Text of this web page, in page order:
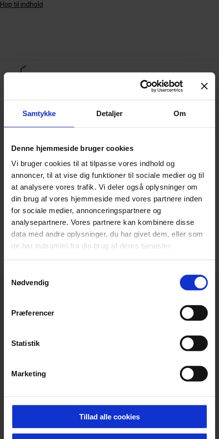
Samtykke Detaljer Om
Denne hjemmeside bruger cookies
Vi bruger cookies til at tilpasse vores indhold og
annoncer, til at vise dig funktioner til sociale medier og til
at analysere vores trafik. Vi deler også oplysninger om
din brug af vores hjemmeside med vores partnere inden
for sociale medier, annonceringspartnere og
analysepartnere. Vores partnere kan kombinere disse
data med andre oplysninger, du har givet dem, eller som
de har indsamlet fra din brug af deres tjenester.
Nødvendig
Præferencer
Statistik
Marketing
Tillad alle cookies
Hop til indhold
Arkiv
Developing food innovation capacity in the
South Baltic Region